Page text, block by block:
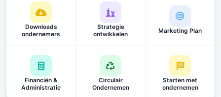
Downloads
ondernemers
Strategie
ontwikkelen
Marketing Plan
Financiën &
Administratie
Circulair
Ondernemen
Starten met
ondernemen